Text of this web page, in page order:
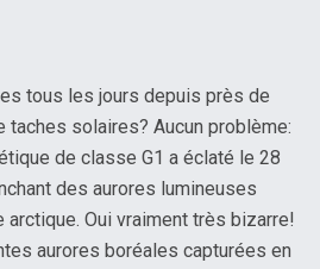
tous les jours depuis près de
taches solaires? Aucun problème:
de classe G1 a éclaté le 28
des aurores lumineuses
arctique. Oui vraiment très bizarre!
aurores boréales capturées en